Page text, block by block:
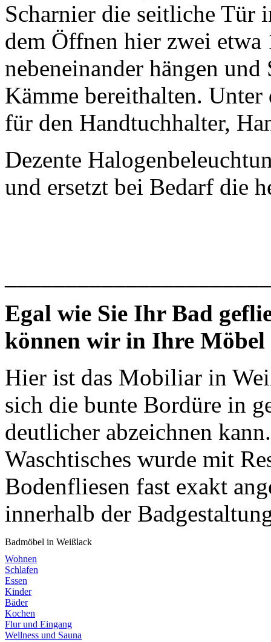
Scharnier die seitliche Tür
dem Öffnen hier zwei etwa
nebeneinander hängen
Kämme bereithalten.
für den Handtuchhalter,
Dezente
und ersetzt bei Bedarf die
Egal wie Sie Ihr Bad
können wir in Ihre Möbel
Hier ist das Mobiliar in
sich die bunte Bordüre in
deutlicher abzeichnen
Waschtisches wurde mit
Bodenfliesen fast exakt
innerhalb der
Badmöbel in Weißlack
Wohnen
Schlafen
Essen
Kinder
Bäder
Kochen
Flur und Eingang
Wellness und Sauna